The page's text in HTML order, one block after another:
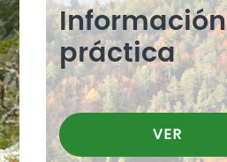
Información
práctica
VER